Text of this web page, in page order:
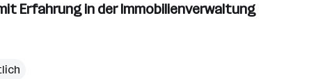
Erfahrung in der Immobilienverwaltung